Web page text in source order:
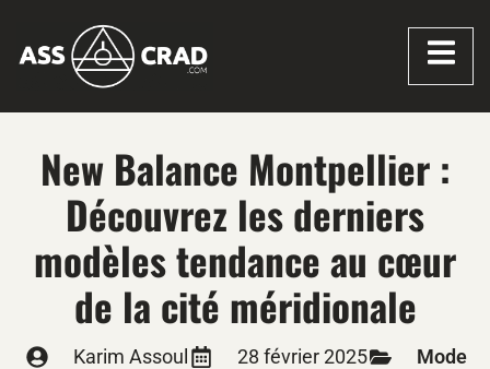
New Balance Montpellier :
Découvrez les derniers
modèles tendance au cœur
de la cité méridionale
Karim Assoul 28 février 2025 Mode